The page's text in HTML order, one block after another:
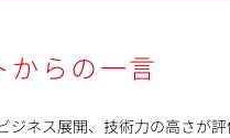
からの一言
ネス展開、技術力の高さが